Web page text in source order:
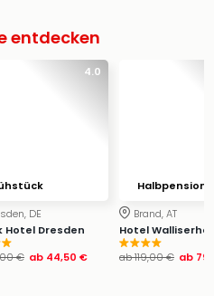
entdecken
4.0
DE
Hotel Dresden
€ ab 44,50 €
Halbpension
Brand, AT
Hotel Walliserhof
ab119,00 € ab